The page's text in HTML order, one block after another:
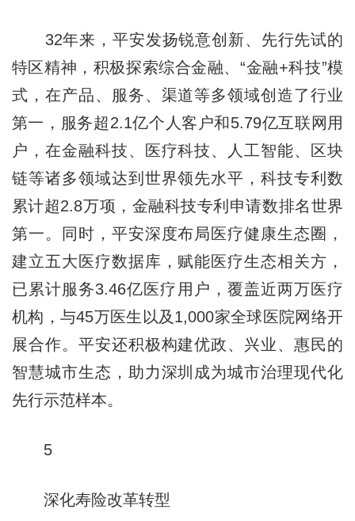
32年来，平安发扬锐意创新、先行先试的
特区精神，积极探索综合金融、“金融+科技”模
式，在产品、服务、渠道等多领域创造了行业
第一，服务超2.1亿个人客户和5.79亿互联网用
户，在金融科技、医疗科技、人工智能、区块
链等诸多领域达到世界领先水平，科技专利数
累计超2.8万项，金融科技专利申请数排名世界
第一。同时，平安深度布局医疗健康生态圈，
建立五大医疗数据库，赋能医疗生态相关方，
已累计服务3.46亿医疗用户，覆盖近两万医疗
机构，与45万医生以及1,000家全球医院网络开
展合作。平安还积极构建优政、兴业、惠民的
智慧城市生态，助力深圳成为城市治理现代化
先行示范样本。
5
深化寿险改革转型